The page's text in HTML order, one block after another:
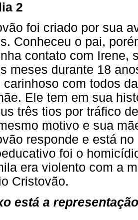
2
foi criado por sua
Conheceu o pai,
contato com Irene,
meses durante 18
carinhoso com todos
Ele tem em sua
três tios por tráfico
motivo e sua
responde e está
foi o
era violento com a
Cristovão.
está a